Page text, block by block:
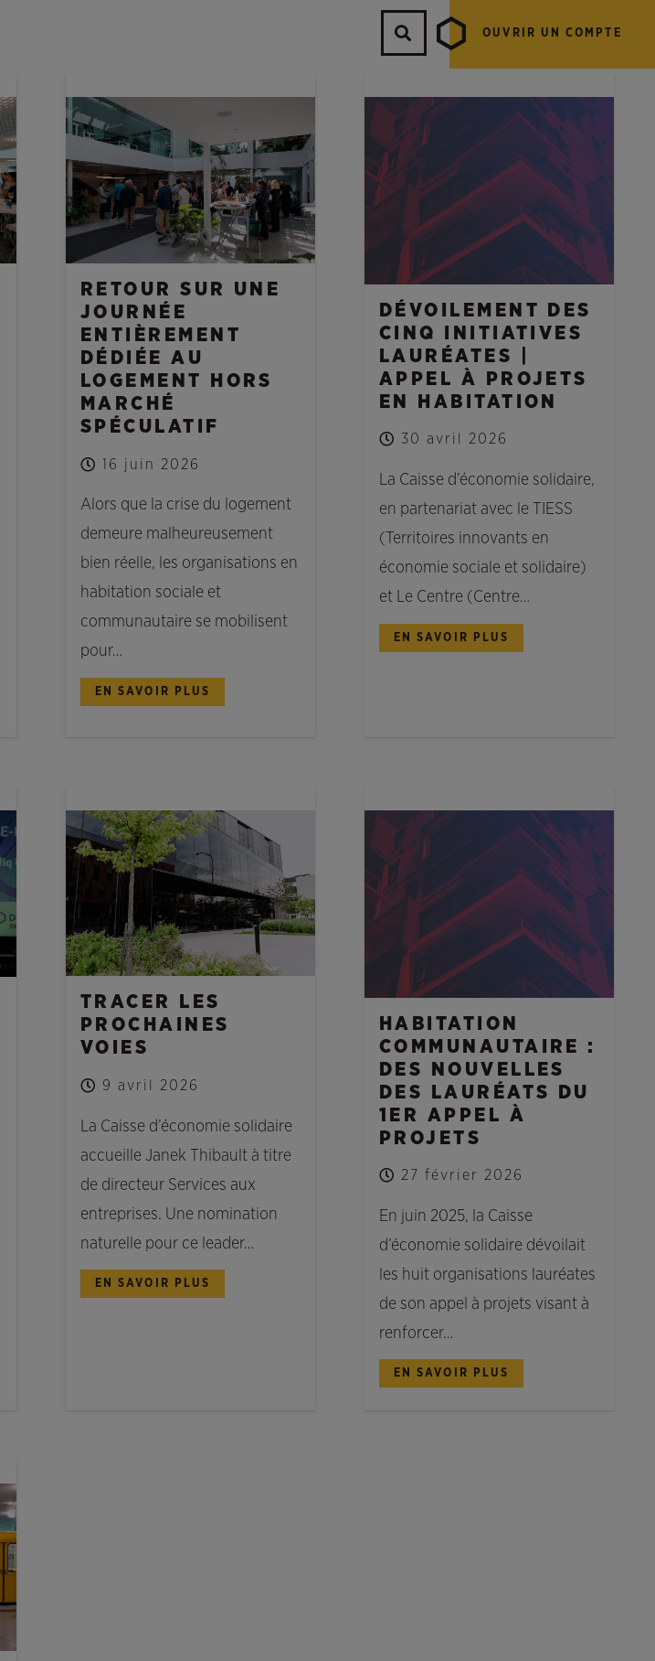
OUVRIR UN COMPTE
NOUVELLES
RETOUR SUR UNE
JOURNÉE
ENTIÈREMENT
DÉDIÉE AU
LOGEMENT HORS
MARCHÉ
SPÉCULATIF
16 juin 2026
Alors que la crise du logement
demeure malheureusement
bien réelle, les organisations en
habitation sociale et
communautaire se mobilisent
pour…
EN SAVOIR PLUS
DÉVOILEMENT DES
CINQ INITIATIVES
LAURÉATES |
APPEL À PROJETS
EN HABITATION
30 avril 2026
La Caisse d’économie solidaire,
en partenariat avec le TIESS
(Territoires innovants en
économie sociale et solidaire)
et Le Centre (Centre…
EN SAVOIR PLUS
NOUVELLES
TRACER LES
PROCHAINES
VOIES
9 avril 2026
La Caisse d’économie solidaire
accueille Janek Thibault à titre
de directeur Services aux
entreprises. Une nomination
naturelle pour ce leader…
EN SAVOIR PLUS
HABITATION
COMMUNAUTAIRE :
DES NOUVELLES
DES LAURÉATS DU
1ER APPEL À
PROJETS
27 février 2026
En juin 2025, la Caisse
d’économie solidaire dévoilait
les huit organisations lauréates
de son appel à projets visant à
renforcer…
EN SAVOIR PLUS